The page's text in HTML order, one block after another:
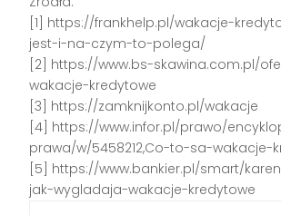
[1] https://frankhelp.pl/wakacje-
jest-i-na-czym-to-polega/
[2] https://www.bs-skawina.com.pl/
wakacje-kredytowe
[3] https://zamknijkonto.pl/wakacje
[4] https://www.infor.pl/prawo/
prawa/w/5458212,Co-to-sa-wakacje-
[5] https://www.bankier.pl/smart/
jak-wygladaja-wakacje-kredytowe